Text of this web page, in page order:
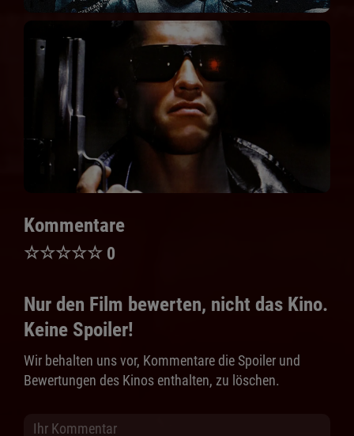
Kommentare
☆☆☆☆☆ 0
Nur den Film bewerten, nicht das Kino.
Keine Spoiler!
Wir behalten uns vor, Kommentare die Spoiler und
Bewertungen des Kinos enthalten, zu löschen.